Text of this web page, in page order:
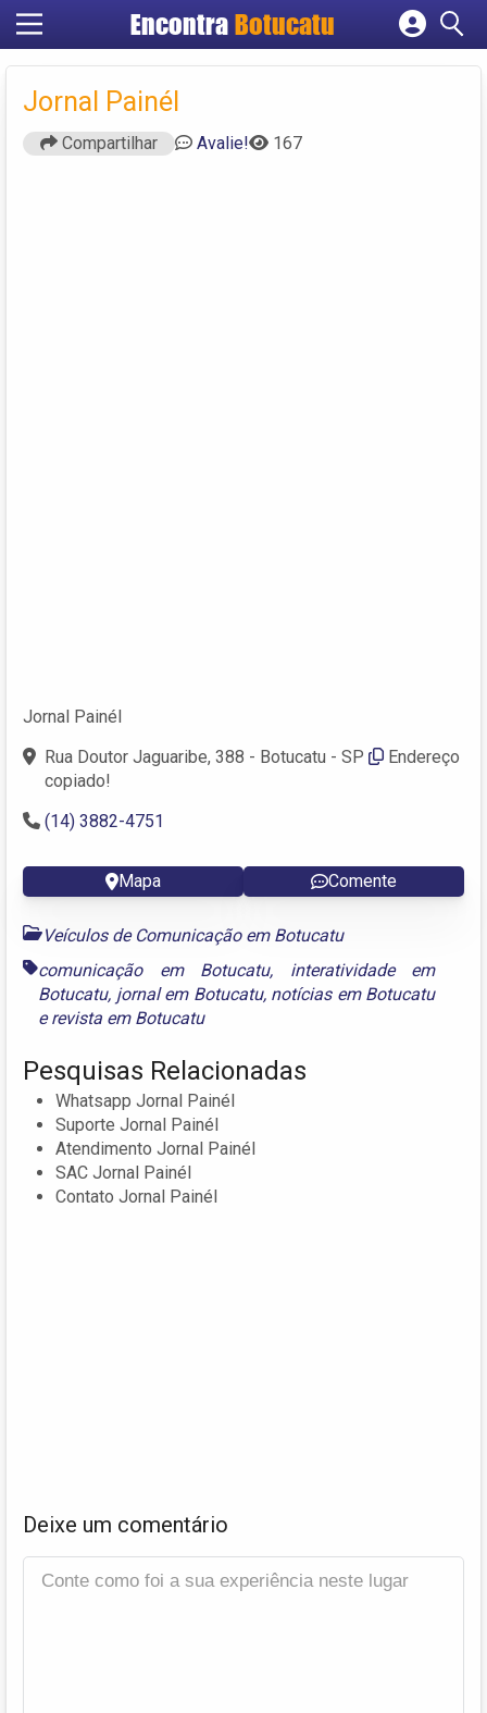
EncontraBotucatu
Cadastrar empresa
Jornal Painél
Compartilhar Avalie! 167
Jornal Painél
Rua Doutor Jaguaribe, 388 - Botucatu - SP
Endereço
copiado!
(14) 3882-4751
Mapa Comente
Veículos de Comunicação em Botucatu
comunicação em Botucatu, interatividade em
Botucatu, jornal em Botucatu, notícias em Botucatu
erevista em Botucatu
Pesquisas Relacionadas
Whatsapp Jornal Painél
Suporte Jornal Painél
Atendimento Jornal Painél
SAC Jornal Painél
Contato Jornal Painél
Deixe um comentário